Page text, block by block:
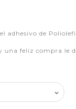
adhesivo de
una feliz compra le